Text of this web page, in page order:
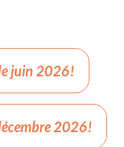
juin 2026!
2026!